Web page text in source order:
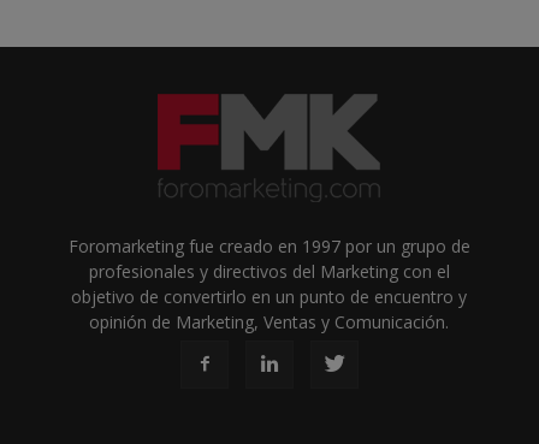
Foromarketing fue creado en 1997 por un grupo de
profesionales y directivos del Marketing con el
objetivo de convertirlo en un punto de encuentro y
opinión de Marketing, Ventas y Comunicación.